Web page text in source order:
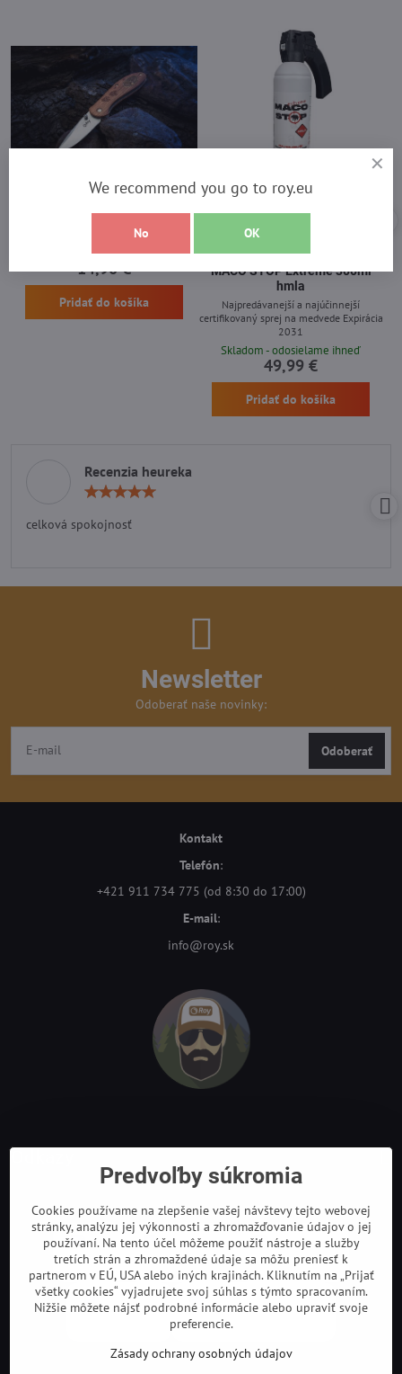
21%
Roy Hunter Knife 11001
Skladom - odosielame ihneď
14,90 €
Pridať do košíka
Nová silnejšia receptúra
Najsilnejší sprej na medvede
MACO STOP Extreme 300ml
hmla
Najpredávanejší a najúčinnejší
certifikovaný sprej na medvede Expirácia
2031
Skladom - odosielame ihneď
49,99 €
Pridať do košíka
Recenzia heureka
celková spokojnosť
Newsletter
Odoberať naše novinky:
Odoberať
Kontakt
Telefón:
+421 911 734 775 (od 8:30 do 17:00)
E-mail:
info@roy.sk
Predvoľby súkromia
Cookies používame na zlepšenie vašej návštevy tejto webovej
stránky, analýzu jej výkonnosti a zhromažďovanie údajov o jej
používaní. Na tento účel môžeme použiť nástroje a služby
tretích strán a zhromaždené údaje sa môžu preniesť k
partnerom v EÚ, USA alebo iných krajinách. Kliknutím na „Prijať
všetky cookies“ vyjadrujete svoj súhlas s týmto spracovaním.
Nižšie môžete nájsť podrobné informácie alebo upraviť svoje
preferencie.
Zásady ochrany osobných údajov
We recommend you go to roy.eu
No OK